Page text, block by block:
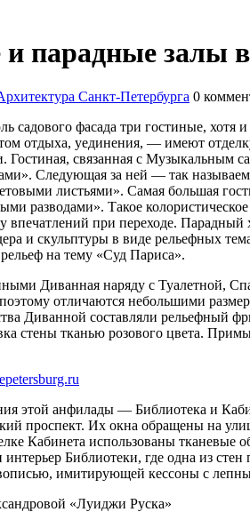
и парадные залы
Санкт-Петербурга 0
садового фасада три гостиные, хотя
отдыха, уединения, — имеют
Гостиная, связанная с
Следующая за ней — так
листьями». Самая большая
разводами». Такое
впечатлений при переходе. Парадный
и скульптуры в виде рельефных
на тему «Суд Париса».
Диванная наряду с Туалетной,
отличаются небольшими
Диванной составляли рельефный
стены тканью розового цвета.
этой анфилады — Библиотека и
проспект. Их окна обращены на
Кабинета использованы тканевые
Библиотеки, где одна из
имитирующей кессоны с
«Луиджи Руска»